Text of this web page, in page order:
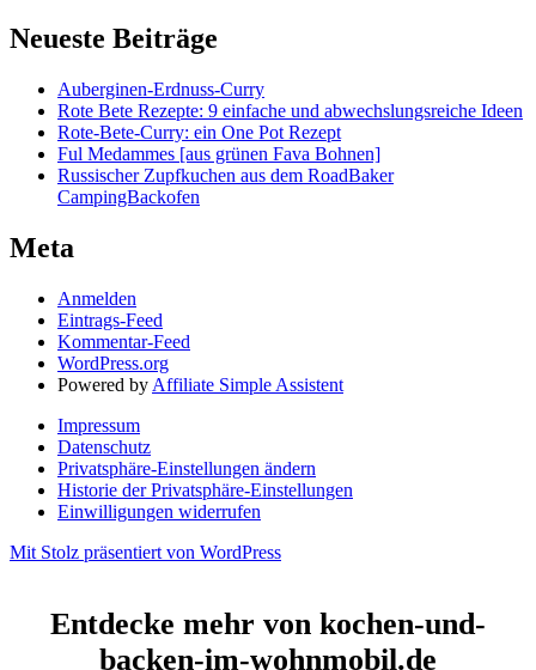
Neueste Beiträge
Auberginen-Erdnuss-Curry
Rote Bete Rezepte: 9 einfache und abwechslungsreiche Ideen
Rote-Bete-Curry: ein One Pot Rezept
Ful Medammes [aus grünen Fava Bohnen]
Russischer Zupfkuchen aus dem RoadBaker
CampingBackofen
Meta
Anmelden
Eintrags-Feed
Kommentar-Feed
WordPress.org
Powered by Affiliate Simple Assistent
Impressum
Datenschutz
Privatsphäre-Einstellungen ändern
Historie der Privatsphäre-Einstellungen
Einwilligungen widerrufen
Mit Stolz präsentiert von WordPress
Entdecke mehr von kochen-und-
backen-im-wohnmobil.de